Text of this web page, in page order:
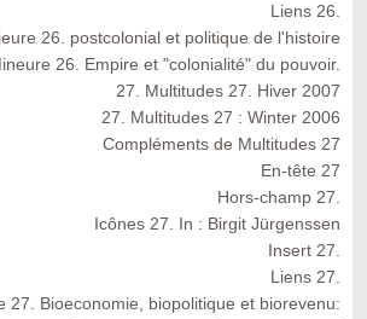
Liens 26.
26. postcolonial et politique de l'histoire
26. Empire et "colonialité" du pouvoir.
27. Multitudes 27. Hiver 2007
27. Multitudes 27 : Winter 2006
Compléments de Multitudes 27
En-tête 27
Hors-champ 27.
Icônes 27. In : Birgit Jürgenssen
Insert 27.
Liens 27.
27. Bioeconomie, biopolitique et biorevenu: